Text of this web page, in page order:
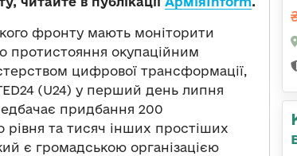
фронту мають моніторити
протистояння окупаційним
цифрової трансформації,
(U24) у перший день липня
придбання 200
рівня та тисяч інших простіших
є громадською організацією